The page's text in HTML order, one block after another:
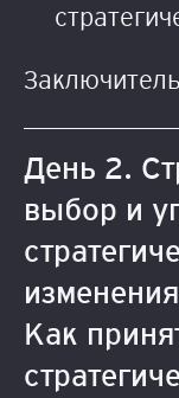
День 2.
выбор и
Как